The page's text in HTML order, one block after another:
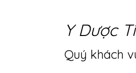
Y Dược
Quý khách